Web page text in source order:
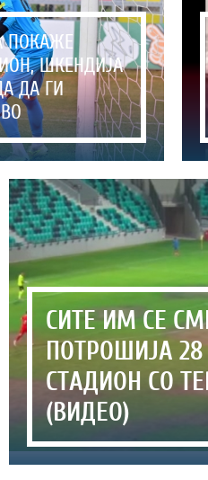
ПОКАЖЕ
ШКЕНДИЈА
ДА ГИ
СИТЕ ИМ СЕ
ПОТРОШИЈА
СТАДИОН СО
(ВИДЕО)